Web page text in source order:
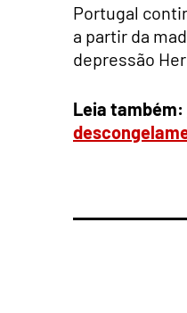
Portugal
a partir da
depressão
Leia também: